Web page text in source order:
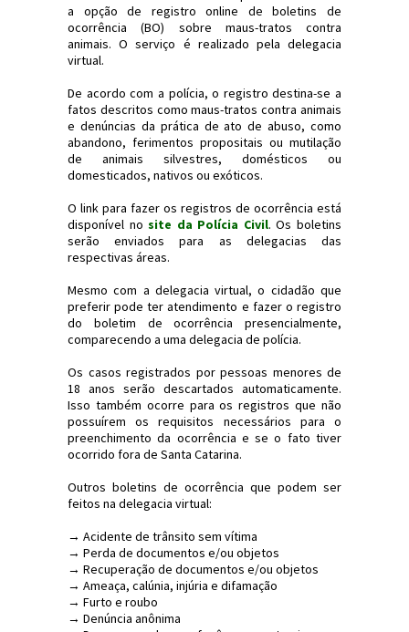
a opção de registro online de boletins de
ocorrência (BO) sobre maus-tratos contra
animais. O serviço é realizado pela delegacia
virtual.
De acordo com a polícia, o registro destina-se a
fatos descritos como maus-tratos contra animais
e denúncias da prática de ato de abuso, como
abandono, ferimentos propositais ou mutilação
de animais silvestres, domésticos ou
domesticados, nativos ou exóticos.
O link para fazer os registros de ocorrência está
disponível nosite da Polícia Civil. Os boletins
serão enviados para as delegacias das
respectivas áreas.
Mesmo com a delegacia virtual, o cidadão que
preferir pode ter atendimento e fazer o registro
do boletim de ocorrência presencialmente,
comparecendo a uma delegacia de polícia.
Os casos registrados por pessoas menores de
18 anos serão descartados automaticamente.
Isso também ocorre para os registros que não
possuírem os requisitos necessários para o
preenchimento da ocorrência e se o fato tiver
ocorrido fora de Santa Catarina.
Outros boletins de ocorrência que podem ser
feitos na delegacia virtual:
→ Acidente de trânsito sem vítima
→ Perda de documentos e/ou objetos
→ Recuperação de documentos e/ou objetos
→ Ameaça, calúnia, injúria e difamação
→ Furto e roubo
→ Denúncia anônima